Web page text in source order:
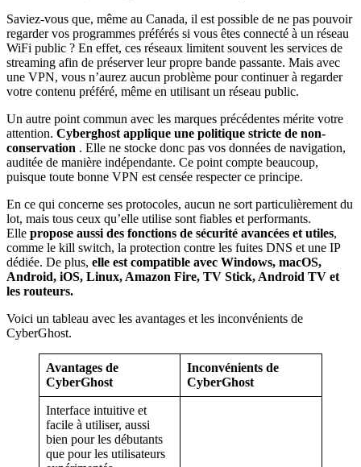
Saviez-vous que, même au Canada, il est possible de ne pas pouvoir
regarder vos programmes préférés si vous êtes connecté à un réseau
WiFi public ? En effet, ces réseaux limitent souvent les services de
streaming afin de préserver leur propre bande passante. Mais avec
une VPN, vous n’aurez aucun problème pour continuer à regarder
votre contenu préféré, même en utilisant un réseau public.
Un autre point commun avec les marques précédentes mérite votre
attention. Cyberghost applique une politique stricte de non-
conservation . Elle ne stocke donc pas vos données de navigation,
auditée de manière indépendante. Ce point compte beaucoup,
puisque toute bonne VPN est censée respecter ce principe.
En ce qui concerne ses protocoles, aucun ne sort particulièrement du
lot, mais tous ceux qu’elle utilise sont fiables et performants.
Elle propose aussi des fonctions de sécurité avancées et utiles,
comme le kill switch, la protection contre les fuites DNS et une IP
dédiée. De plus, elle est compatible avec Windows, macOS,
Android, iOS, Linux, Amazon Fire, TV Stick, Android TV et
les routeurs.
Voici un tableau avec les avantages et les inconvénients de
CyberGhost.
Avantages de
CyberGhost
Inconvénients de
CyberGhost
Interface intuitive et
facile à utiliser, aussi
bien pour les débutants
que pour les utilisateurs